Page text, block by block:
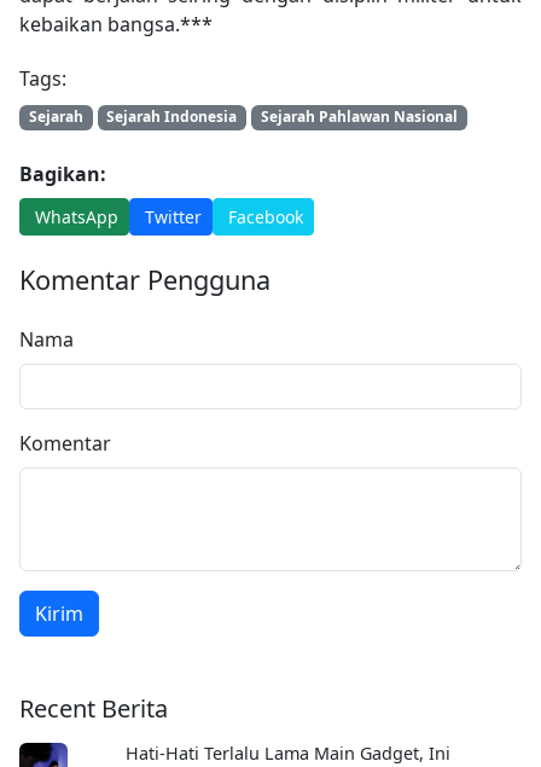
kebaikan bangsa.***
Tags:
Sejarah Sejarah Indonesia Sejarah Pahlawan Nasional
Bagikan:
WhatsApp Twitter Facebook
Komentar Pengguna
Nama
Komentar
Kirim
Recent Berita
Hati-Hati Terlalu Lama Main Gadget, Ini